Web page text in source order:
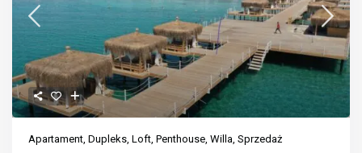
Apartament,Dupleks,Loft,Penthouse,Willa,Sprzedaż